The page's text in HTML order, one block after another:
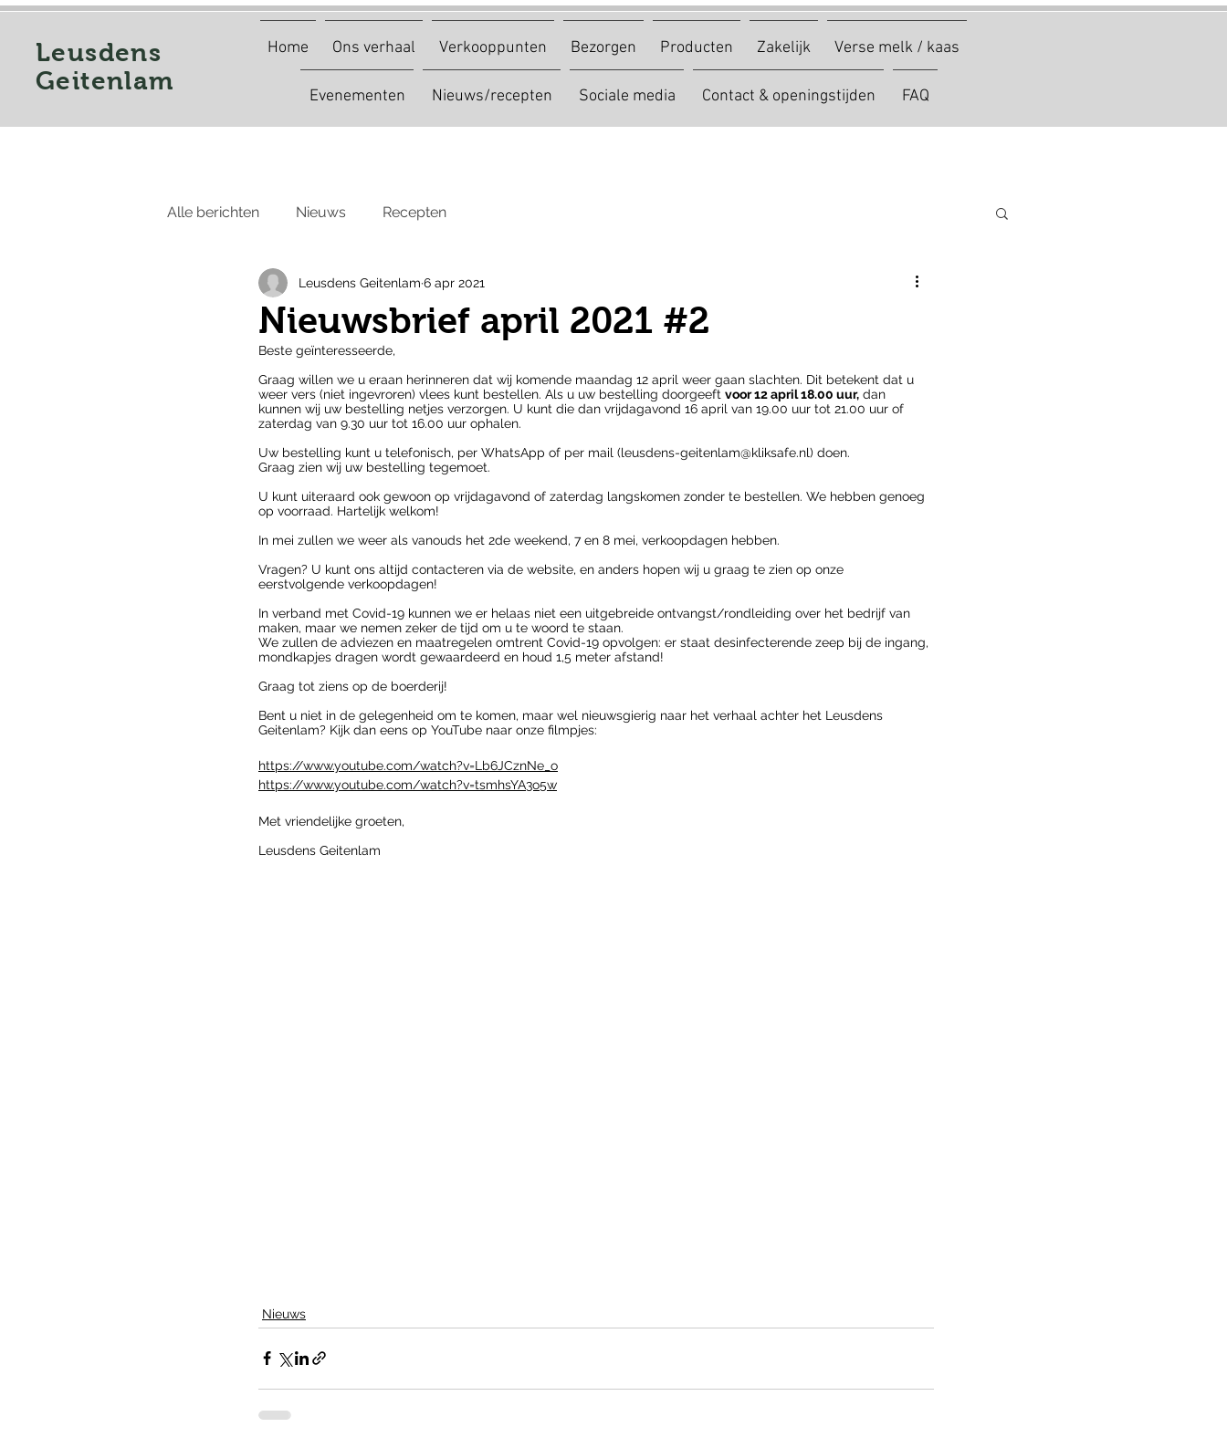
Leusdens
Geitenlam
Home Ons verhaal Verkooppunten Bezorgen Producten Zakelijk Verse melk / kaas
Evenementen Nieuws/recepten Sociale media Contact & openingstijden FAQ
Alle berichten Nieuws Recepten
Nieuwsbrief april 2021 #2
Leusdens Geitenlam 6 apr 2021
Beste geïnteresseerde,
Graag willen we u eraan herinneren dat wij komende maandag 12 april weer gaan slachten. Dit betekent dat u
weer vers (niet ingevroren) vlees kunt bestellen. Als u uw bestelling doorgeeft voor 12 april 18.00 uur, dan
kunnen wij uw bestelling netjes verzorgen. U kunt die dan vrijdagavond 16 april van 19.00 uur tot 21.00 uur of
zaterdag van 9.30 uur tot 16.00 uur ophalen.
Uw bestelling kunt u telefonisch, per WhatsApp of per mail (leusdens-geitenlam@kliksafe.nl) doen.
Graag zien wij uw bestelling tegemoet.
U kunt uiteraard ook gewoon op vrijdagavond of zaterdag langskomen zonder te bestellen. We hebben genoeg
op voorraad. Hartelijk welkom!
In mei zullen we weer als vanouds het 2de weekend, 7 en 8 mei, verkoopdagen hebben.
Vragen? U kunt ons altijd contacteren via de website, en anders hopen wij u graag te zien op onze
eerstvolgende verkoopdagen!
In verband met Covid-19 kunnen we er helaas niet een uitgebreide ontvangst/rondleiding over het bedrijf van
maken, maar we nemen zeker de tijd om u te woord te staan.
We zullen de adviezen en maatregelen omtrent Covid-19 opvolgen: er staat desinfecterende zeep bij de ingang,
mondkapjes dragen wordt gewaardeerd en houd 1,5 meter afstand!
Graag tot ziens op de boerderij!
Bent u niet in de gelegenheid om te komen, maar wel nieuwsgierig naar het verhaal achter het Leusdens
Geitenlam? Kijk dan eens op YouTube naar onze filmpjes:
https://www.youtube.com/watch?v=Lb6JCznNe_o
https://www.youtube.com/watch?v=tsmhsYA3o5w
Met vriendelijke groeten,
Leusdens Geitenlam
Nieuws